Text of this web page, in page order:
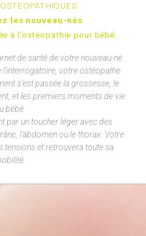
les nouveau-nés
à l’ostéopathie pour bébé.
de santé de votre nouveau-né
votre ostéopathe
s’est passée la grossesse, le
et les premiers moments de vie
bébé.
par un toucher léger avec des
l’abdomen ou le thorax. Votre
tensions et retrouvera toute sa